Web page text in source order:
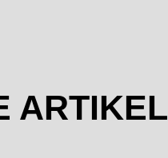
ARTIKEL